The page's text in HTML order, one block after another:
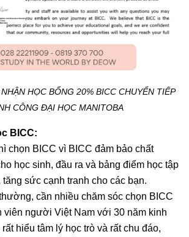
HỌC BỔNG 20% BICC CHUYỂN TIẾP
CÔNG ĐẠI HỌC MANITOBA
BICC:
chọn BICC vì BICC đảm bảo chất
học sinh, đầu ra và bảng điểm học tập
tăng sức cạnh tranh cho các bạn.
cần nhiều chăm sóc chọn BICC
viên người Việt Nam với 30 năm kinh
hiểu tâm lý học trò và rất chu đáo,